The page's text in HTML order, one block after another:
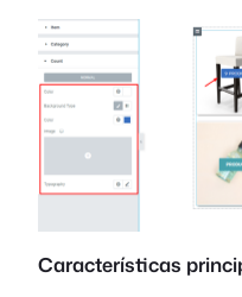
Características